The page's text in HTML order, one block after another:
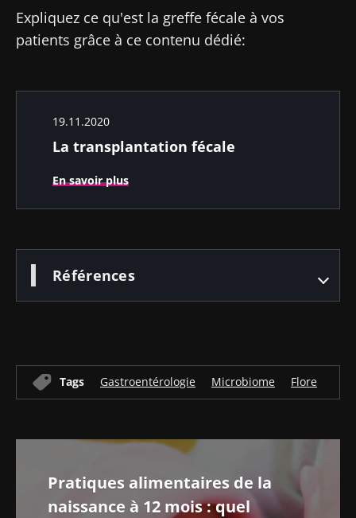
Expliquez ce qu'est la greffe fécale à vos
patients grâce à ce contenu dédié:
19.11.2020
La transplantation fécale
En savoir plus
Références
Tags Gastroentérologie Microbiome Flore
Pratiques alimentaires de la
naissance à 12 mois : quel